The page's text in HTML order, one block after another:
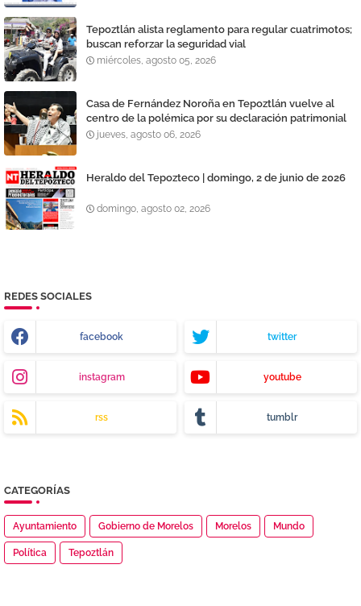
Tepoztlán alista reglamento para regular cuatrimotos;
buscan reforzar la seguridad vial
miércoles, agosto 05, 2026
Casa de Fernández Noroña en Tepoztlán vuelve al
centro de la polémica por su declaración patrimonial
jueves, agosto 06, 2026
Heraldo del Tepozteco | domingo, 2 de junio de 2026
domingo, agosto 02, 2026
REDES SOCIALES
facebook twitter
instagram youtube
rss tumblr
CATEGORÍAS
Ayuntamiento Gobierno de Morelos Morelos Mundo
Política Tepoztlán